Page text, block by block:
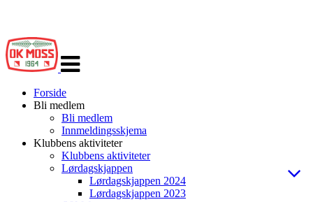
navigasjon
Forside
Bli medlem
Bli medlem
Innmeldingsskjema
Klubbens aktiviteter
Klubbens aktiviteter
Lørdagskjappen
Lørdagskjappen 2024
Lørdagskjappen 2023